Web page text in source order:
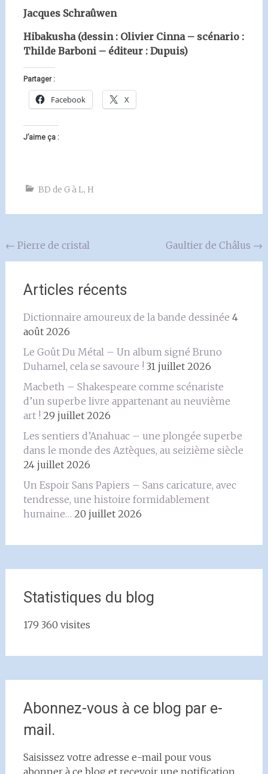
Jacques Schraûwen
Hibakusha (dessin : Olivier Cinna – scénario :
Thilde Barboni – éditeur : Dupuis)
Partager :
Facebook X
J’aime ça :
BD de G à L, H
Navigation
de
l'article
← Pierre de cristal Gaultier de Châlus →
Articles récents
Dictionnaire amoureux de la bande dessinée 4
août 2026
Le Goût Du Métal – Un album signé Bruno
Duhamel, cela se savoure ! 31 juillet 2026
Macbeth – Shakespeare comme scénariste
d’un superbe livre appartenant au neuvième
art ! 29 juillet 2026
Les sentiers d’Anahuac – une plongée superbe
dans le monde des Aztèques, au seizième siècle
24 juillet 2026
Un Espoir Sans Papiers – Sans caricature, avec
tendresse, une histoire formidablement
humaine… 20 juillet 2026
Statistiques du blog
179 360 visites
Abonnez-vous à ce blog par e-
mail.
Saisissez votre adresse e-mail pour vous